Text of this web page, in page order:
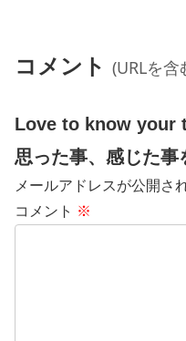
コメント (URLを
Love to know your
思った事、感じた事
メールアドレスが公開さ
コメント ※